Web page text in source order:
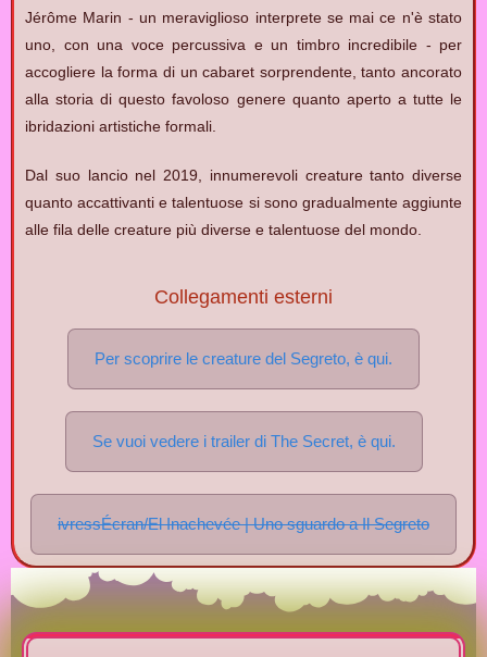
Jérôme Marin - un meraviglioso interprete se mai ce n'è stato
uno, con una voce percussiva e un timbro incredibile - per
accogliere la forma di un cabaret sorprendente, tanto ancorato
alla storia di questo favoloso genere quanto aperto a tutte le
ibridazioni artistiche formali.
Dal suo lancio nel 2019, innumerevoli creature tanto diverse
quanto accattivanti e talentuose si sono gradualmente aggiunte
alle fila delle creature più diverse e talentuose del mondo.
Collegamenti esterni
Per scoprire le creature del Segreto, è qui.
Se vuoi vedere i trailer di The Secret, è qui.
ivressÉcran/El Inachevée | Uno sguardo a Il Segreto